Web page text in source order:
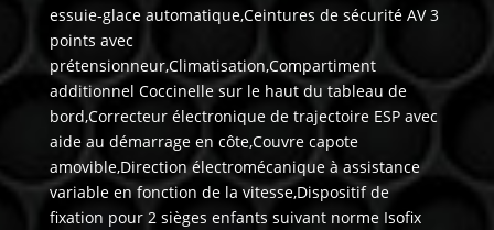
essuie-glace automatique,Ceintures de sécurité AV 3
points avec
prétensionneur,Climatisation,Compartiment
additionnel Coccinelle sur le haut du tableau de
bord,Correcteur électronique de trajectoire ESP avec
aide au démarrage en côte,Couvre capote
amovible,Direction électromécanique à assistance
variable en fonction de la vitesse,Dispositif de
fixation pour 2 sièges enfants suivant norme Isofix